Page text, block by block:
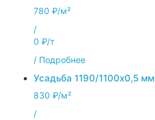
780 ₽/м²
/
0 ₽/т
/ Подробнее
Усадьба 1190/1100x0,5 мм
830 ₽/м²
/